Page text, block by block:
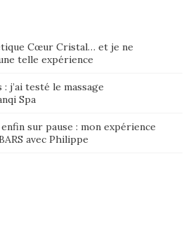
Cœur Cristal… et je ne
telle expérience
j’ai testé le massage
Spa
sur pause : mon expérience
avec Philippe